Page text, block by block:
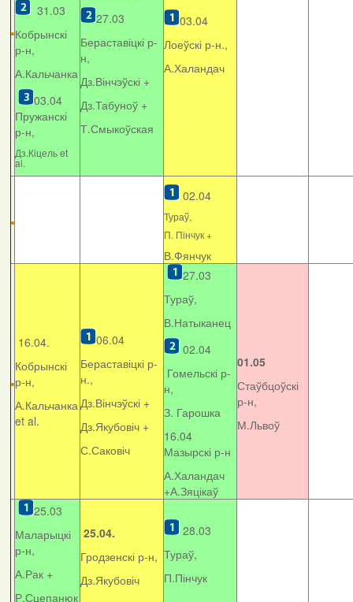
31.03
Кобрынскі
р-н,
А.Кальчанка
03.04
Пружанскі
р-н,
Дз.Кіцель et
al.
27.03
Бераставіцкі р-
н,
Дз.Вінчэўскі +
Дз.Табуноў +
Т.Смыкоўская
03.04
Лоеўскі р-н.,
А.Халандач
02.04
Тураў,
П. Пінчук +
В.Фянчук
16.04.
Кобрынскі
р-н,
А.Кальчанка
et al.
06.04
Бераставіцкі р-
н.,
Дз.Вінчэўскі +
Дз.Якубовіч +
С.Саковіч
27.03
Тураў,
В.Натыканец
02.04
Гомельскі р-
н,
З. Гарошка
16.04
Мазырскі р-н
А.Халандач
+А.Зяцікаў
01.05
Стаўбцоўскі
р-н,
М.Львоў
25.03
Маларыцкі
р-н,
А.Рак +
Р.Сцепанюк
25.04.
Гродзенскі р-н,
Дз.Якубовіч
28.03
Тураў,
П.Пінчук